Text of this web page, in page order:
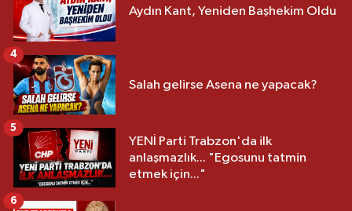
Aydın Kant, Yeniden Başhekim Oldu
Salah gelirse Asena ne yapacak?
4
YENİ Parti Trabzon'da ilk
anlaşmazlık... "Egosunu tatmin
etmek için..."
5
6